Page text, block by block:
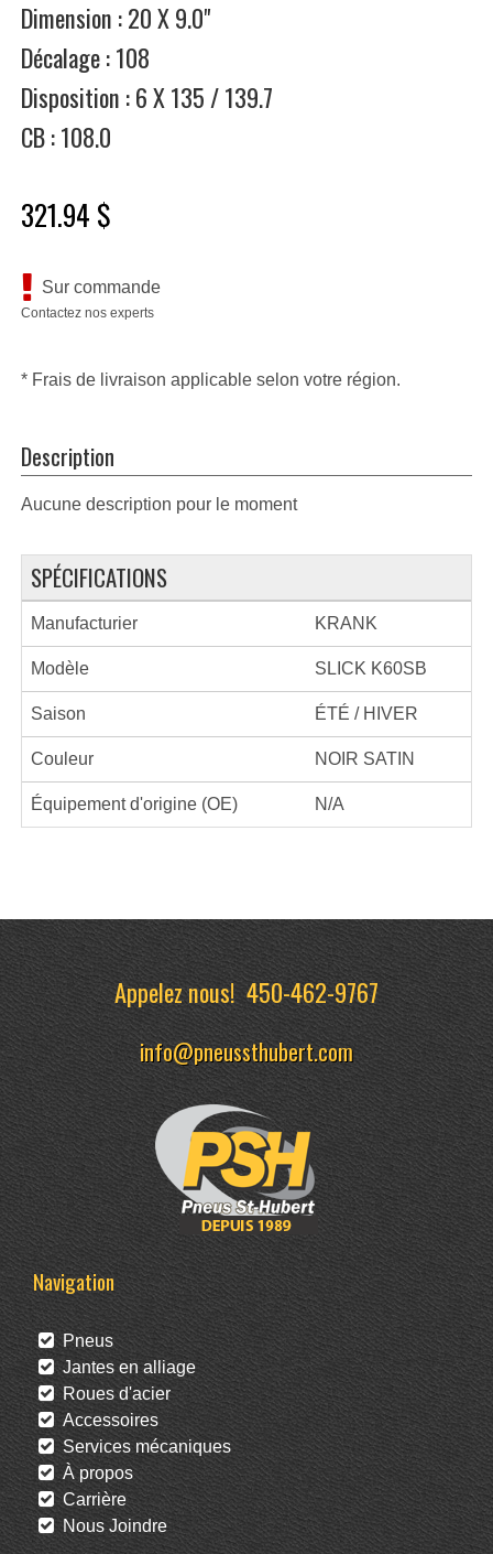
Dimension : 20 X 9.0"
Décalage : 108
Disposition : 6 X 135 / 139.7
CB : 108.0
321.94 $
Sur commande
Contactez nos experts
* Frais de livraison applicable selon votre région.
Description
Aucune description pour le moment
SPÉCIFICATIONS
Manufacturier KRANK
Modèle SLICK K60SB
Saison ÉTÉ / HIVER
Couleur NOIR SATIN
Équipement d'origine (OE) N/A
Appelez nous!450-462-9767
info@pneussthubert.com
Navigation
Pneus
Jantes en alliage
Roues d'acier
Accessoires
Services mécaniques
À propos
Carrière
Nous Joindre